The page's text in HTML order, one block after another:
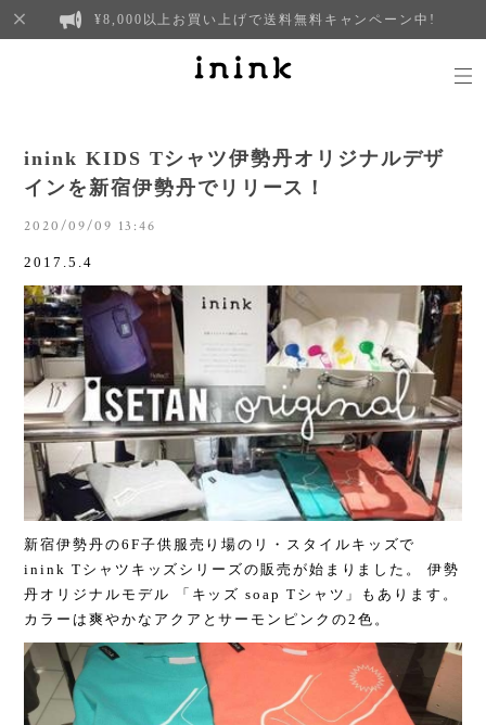
¥8,000以上お買い上げで送料無料キャンペーン中!
inink KIDS Tシャツ伊勢丹オリジナルデザ
インを新宿伊勢丹でリリース！
2020/09/09 13:46
2017.5.4
新宿伊勢丹の6F子供服売り場のリ・スタイルキッズで
inink Tシャツキッズシリーズの販売が始まりました。 伊勢
丹オリジナルモデル 「キッズ soap Tシャツ」もあります。
カラーは爽やかなアクアとサーモンピンクの2色。